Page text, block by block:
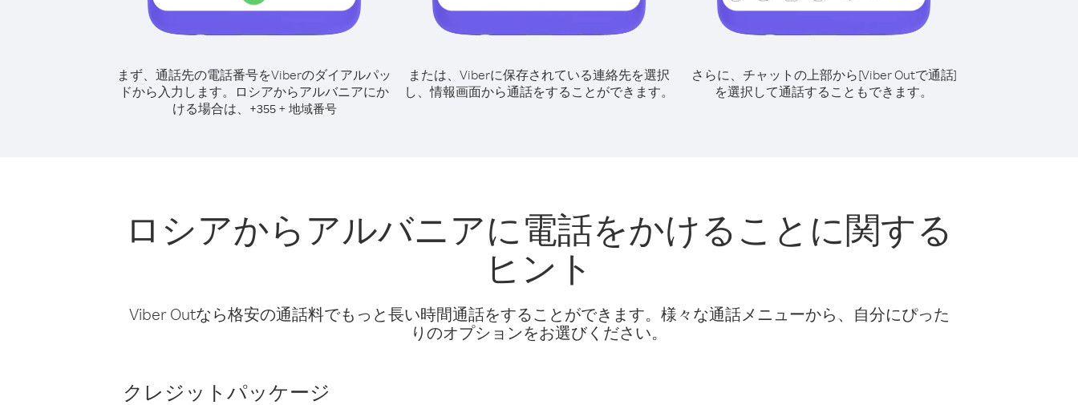
まず、通話先の電話番号をViberのダイアルパッ
ドから入力します。
ロシアからアルバニアにか
ける場合は、
+355+ 地域番号
または、Viberに保存されている連絡先を選択
し、情報画面から通話をすることができます。
さらに、チャットの上部から[Viber Outで通話]
を選択して通話することもできます。
ロシアからアルバニアに電話をかけることに関する
ヒント
Viber Outなら格安の通話料でもっと長い時間通話をすることができます。様々な通話メニューから、自分にぴった
りのオプションをお選びください。
クレジットパッケージ